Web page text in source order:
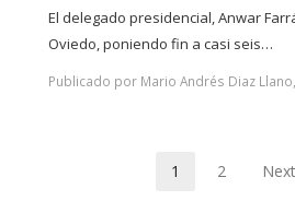
El delegado presidencial, Anwar
Oviedo, poniendo fin a casi seis…
Publicado por Mario Andrés Diaz
Page
1 Page
2